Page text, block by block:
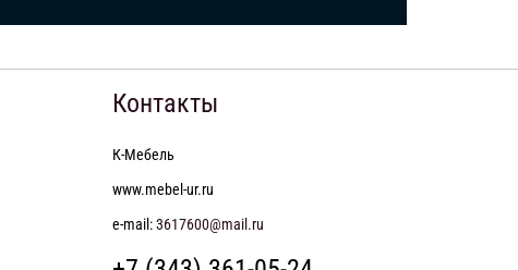
Контакты
К-Мебель
www.mebel-ur.ru
e-mail:3617600@mail.ru